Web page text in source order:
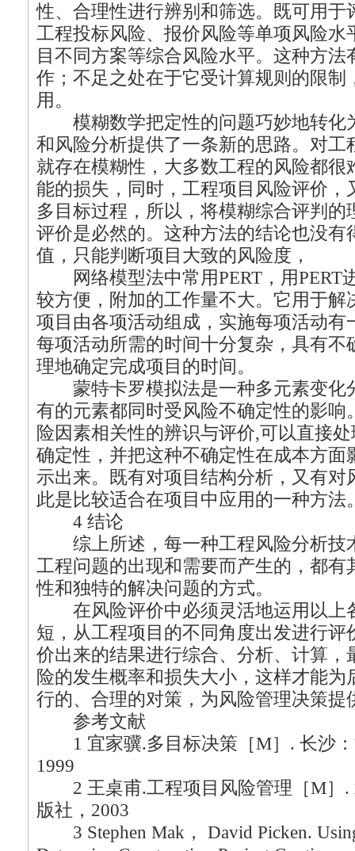
性、合理性进行辨别和筛选。既可用于
工程投标风险、报价风险等单项风险水
目不同方案等综合风险水平。这种方
作；不足之处在于它受计算规则的限制
用。
模糊数学把定性的问题巧妙地转化
和风险分析提供了一条新的思路。对工
就存在模糊性，大多数工程的风险都很
能的损失，同时，工程项目风险评价，
多目标过程，所以，将模糊综合评判
评价是必然的。这种方法的结论也没有
值，只能判断项目大致的风险度，
网络模型法中常用PERT，用PERT
较方便，附加的工作量不大。它用于解
项目由各项活动组成，实施每项活动有
每项活动所需的时间十分复杂，具有不
理地确定完成项目的时间。
蒙特卡罗模拟法是一种多元素变化
有的元素都同时受风险不确定性的影响
险因素相关性的辨识与评价,可以直接
确定性，并把这种不确定性在成本方面
示出来。既有对项目结构分析，又有对
此是比较适合在项目中应用的一种方法
4 结论
综上所述，每一种工程风险分析技
工程问题的出现和需要而产生的，都有
性和独特的解决问题的方式。
在风险评价中必须灵活地运用以上
短，从工程项目的不同角度出发进行评
价出来的结果进行综合、分析、计算，
险的发生概率和损失大小，这样才能为
行的、合理的对策，为风险管理决策提
参考文献
1 宜家骥.多目标决策［M］. 长沙：
1999
2 王桌甫.工程项目风险管理［M］.
版社，2003
3 Stephen Mak， David Picken.